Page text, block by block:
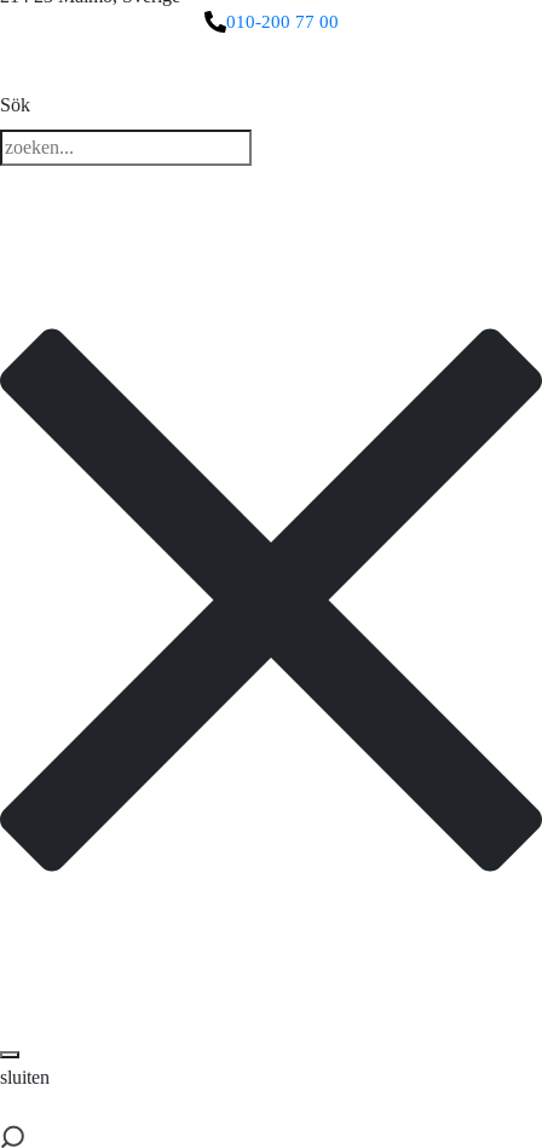
010-200 77 00
3 downloads geselecteerd
ladda ner
e-post
Sök
sluiten